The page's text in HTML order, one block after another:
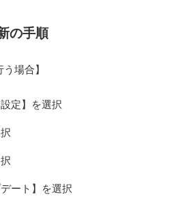
の手順
場合】
定】を選択
ート】を選択